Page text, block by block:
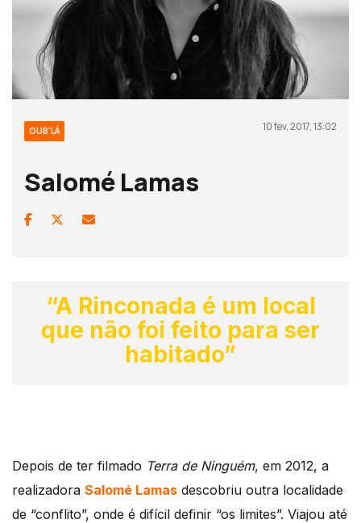
OUB'LÁ 10 fev, 2017, 13:02
Salomé Lamas
“A Rinconada é um local
que não foi feito para ser
habitado”
Depois de ter filmado Terra de Ninguém, em 2012, a
realizadora Salomé Lamas descobriu outra localidade
de “conflito”, onde é difícil definir “os limites”. Viajou até